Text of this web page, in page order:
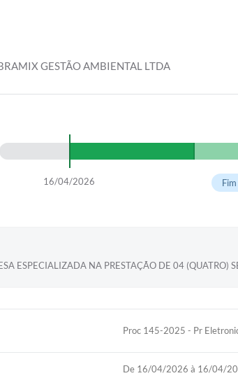
GESTÃO AMBIENTAL LTDA
16/04/2026
ESPECIALIZADA NA PRESTAÇÃO DE 04
Proc 145-2025 - Pr
De 16/04/2026 à 16/04/